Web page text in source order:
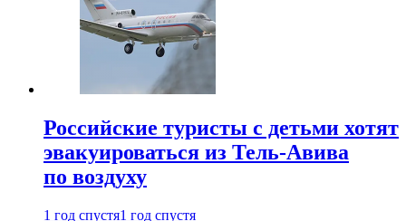
Российские туристы с детьми хотят
эвакуироваться из Тель-Авива
по воздуху
1 год спустя1 год спустя